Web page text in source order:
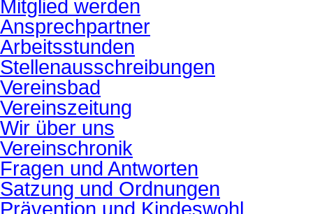
Mitglied werden
Ansprechpartner
Arbeitsstunden
Stellenausschreibungen
Vereinsbad
Vereinszeitung
Wir über uns
Vereinschronik
Fragen und Antworten
Satzung und Ordnungen
Prävention und Kindeswohl